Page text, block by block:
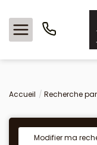
Nos offres
Locations
Accueil Recherche
Modifier ma